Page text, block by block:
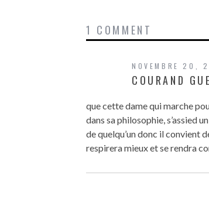
1 COMMENT
NOVEMBRE 20,
COURAND
que cette dame qui marche
dans sa philosophie, s’assied
de quelqu’un donc il convient
respirera mieux et se rendra